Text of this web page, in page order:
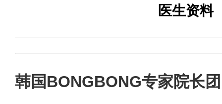
医生资料
韩国BONGBONG专家院长